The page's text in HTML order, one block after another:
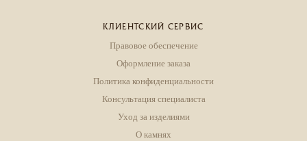
КЛИЕНТСКИЙ СЕРВИС
Правовое обеспечение
Оформление заказа
Политика конфиденциальности
Консультация специалиста
Уход за изделиями
О камнях